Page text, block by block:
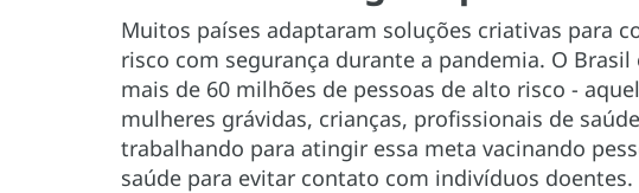
Muitos países adaptaram soluções criativas para
risco com segurança durante a pandemia. O
mais de 60 milhões de pessoas de alto risco -
mulheres grávidas, crianças, profissionais de
trabalhando para atingir essa meta vacinando
saúde para evitar contato com indivíduos doentes.